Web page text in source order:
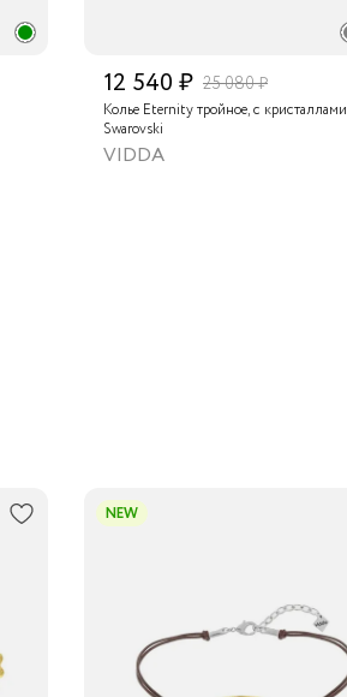
12 540 ₽ 25 080 ₽
Колье Eternity тройное, с кристаллами
Swarovski
VIDDA
NEW